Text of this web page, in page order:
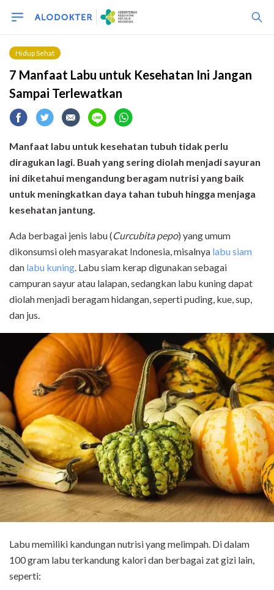
Hidup Sehat
7 Manfaat Labu untuk Kesehatan Ini Jangan
Sampai Terlewatkan
Manfaat labu untuk kesehatan tubuh tidak perlu
diragukan lagi. Buah yang sering diolah menjadi sayuran
ini diketahui mengandung beragam nutrisi yang baik
untuk meningkatkan daya tahan tubuh hingga menjaga
kesehatan jantung.
Ada berbagai jenis labu (Curcubita pepo) yang umum
dikonsumsi oleh masyarakat Indonesia, misalnya labu siam
dan labu kuning. Labu siam kerap digunakan sebagai
campuran sayur atau lalapan, sedangkan labu kuning dapat
diolah menjadi beragam hidangan, seperti puding, kue, sup,
dan jus.
Labu memiliki kandungan nutrisi yang melimpah. Di dalam
100 gram labu terkandung kalori dan berbagai zat gizi lain,
seperti: